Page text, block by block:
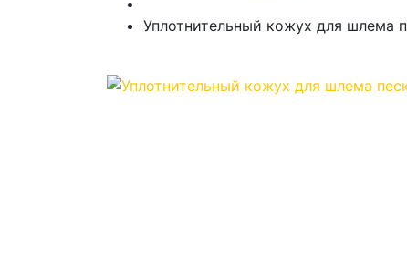
Уплотнительный кожух для шлема